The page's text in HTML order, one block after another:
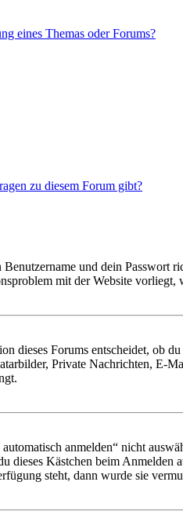
eines Themas oder Forums?
zu diesem Forum gibt?
und dein
mit der Website vorliegt,
Forums entscheidet, ob
Private Nachrichten, E-
anmelden“ nicht
dieses Kästchen beim
steht, dann wurde sie